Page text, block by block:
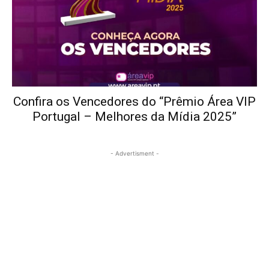
Confira os Vencedores do “Prêmio Área VIP
Portugal – Melhores da Mídia 2025”
- Advertisment -